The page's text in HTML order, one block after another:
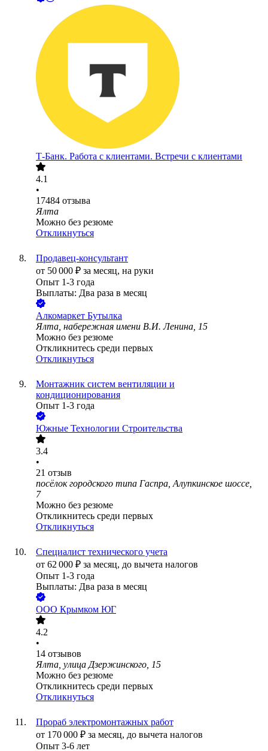
Т-Банк. Работа с клиентами. Встречи с клиентами
4.1
•
17484 отзыва
Ялта
Можно без резюме
Откликнуться
Продавец-консультант
от 50 000 ₽ за месяц, на руки
Опыт 1-3 года
Выплаты: Два раза в месяц
Алкомаркет Бутылка
Ялта, набережная имени В.И. Ленина, 15
Можно без резюме
Откликнитесь среди первых
Откликнуться
Монтажник систем вентиляции и
кондиционирования
Опыт 1-3 года
Южные Технологии Строительства
3.4
•
21 отзыв
посёлок городского типа Гаспра, Алупкинское шоссе,
7
Можно без резюме
Откликнитесь среди первых
Откликнуться
Специалист технического учета
от 62 000 ₽ за месяц, до вычета налогов
Опыт 1-3 года
Выплаты: Два раза в месяц
ООО Крымком ЮГ
4.2
•
14 отзывов
Ялта, улица Дзержинского, 15
Можно без резюме
Откликнитесь среди первых
Откликнуться
Прораб электромонтажных работ
от 170 000 ₽ за месяц, до вычета налогов
Опыт 3-6 лет